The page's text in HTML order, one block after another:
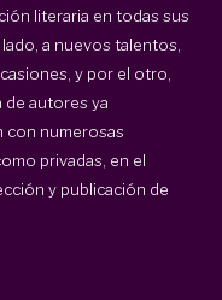
literaria en todas sus
a nuevos talentos,
y por el otro,
de autores ya
con numerosas
privadas, en el
y publicación de